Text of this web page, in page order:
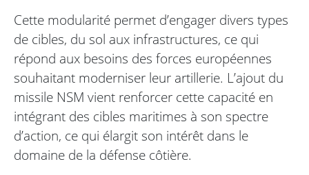
Cette modularité permet d’engager divers types
de cibles, du sol aux infrastructures, ce qui
répond aux besoins des forces européennes
souhaitant moderniser leur artillerie. L’ajout du
missile NSM vient renforcer cette capacité en
intégrant des cibles maritimes à son spectre
d’action, ce qui élargit son intérêt dans le
domaine de la défense côtière.